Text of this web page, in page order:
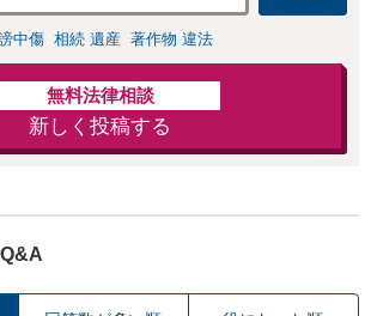
中傷 相続 遺産 著作物 違法
無料法律相談
新しく投稿する